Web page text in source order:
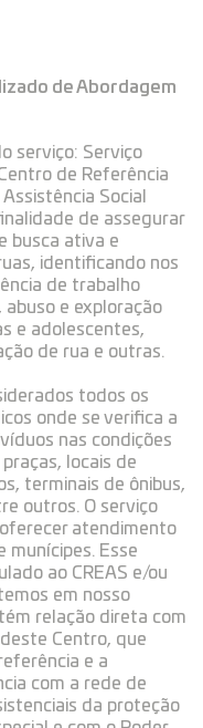
de Abordagem
serviço: Serviço
de Referência
Social
de assegurar
busca ativa e
identificando nos
de trabalho
abuso e exploração
e adolescentes,
de rua e outras.
todos os
onde se verifica a
nas condições
locais de
terminais de ônibus,
outros. O serviço
atendimento
munícipes. Esse
ao CREAS e/ou
em nosso
relação direta com
Centro, que
e a
com a rede de
da proteção